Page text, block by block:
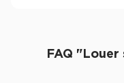
FAQ "Louer